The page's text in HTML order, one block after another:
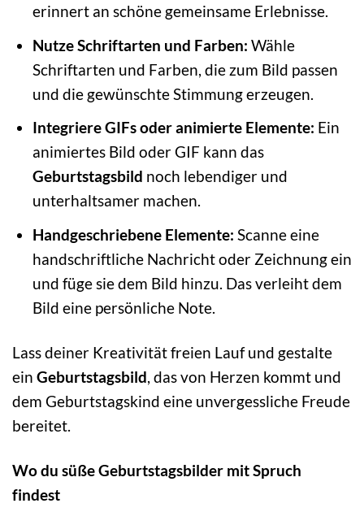
erinnert an schöne gemeinsame Erlebnisse.
Nutze Schriftarten und Farben: Wähle
Schriftarten und Farben, die zum Bild passen
und die gewünschte Stimmung erzeugen.
Integriere GIFs oder animierte Elemente: Ein
animiertes Bild oder GIF kann das
Geburtstagsbild noch lebendiger und
unterhaltsamer machen.
Handgeschriebene Elemente: Scanne eine
handschriftliche Nachricht oder Zeichnung ein
und füge sie dem Bild hinzu. Das verleiht dem
Bild eine persönliche Note.
Lass deiner Kreativität freien Lauf und gestalte
ein Geburtstagsbild, das von Herzen kommt und
dem Geburtstagskind eine unvergessliche Freude
bereitet.
Wo du süße Geburtstagsbilder mit Spruch
findest